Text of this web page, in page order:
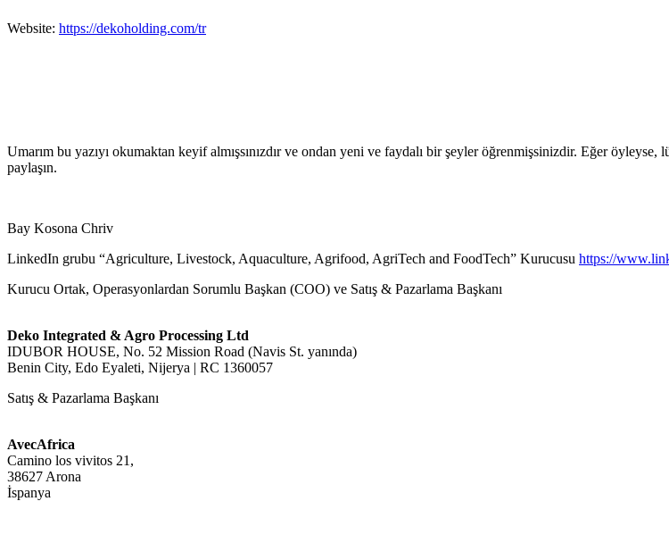
Website: https://dekoholding.com/tr
Umarım bu yazıyı okumaktan keyif almışsınızdır ve ondan yeni ve faydalı bir şeyler öğrenmişsinizdir. Eğer
paylaşın.
Bay Kosona Chriv
LinkedIn grubu “Agriculture, Livestock, Aquaculture, Agrifood, AgriTech and FoodTech” Kurucusu https://
Kurucu Ortak, Operasyonlardan Sorumlu Başkan (COO) ve Satış & Pazarlama Başkanı
Deko Integrated & Agro Processing Ltd
IDUBOR HOUSE, No. 52 Mission Road (Navis St. yanında)
Benin City, Edo Eyaleti, Nijerya | RC 1360057
Satış & Pazarlama Başkanı
AvecAfrica
Camino los vivitos 21,
38627 Arona
İspanya